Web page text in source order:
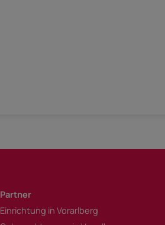
Partner
Einrichtung in Vorarlberg